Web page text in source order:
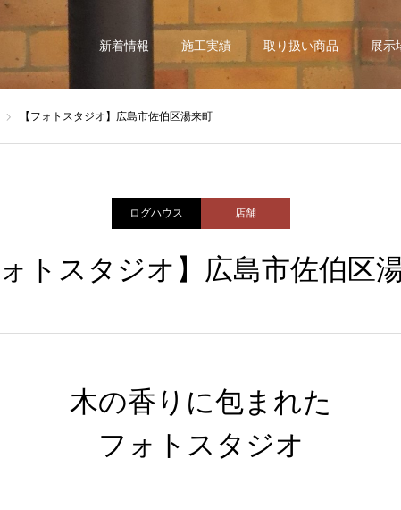
新着情報 施工実績 取り扱い商品 展示
【フォトスタジオ】広島市佐伯区湯来町
ログハウス 店舗
ォトスタジオ】広島市佐伯区
木の香りに包まれた
フォトスタジオ